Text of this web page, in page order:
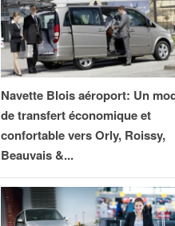
Navette Blois aéroport: Un
de transfert économique et
confortable vers Orly, Roissy,
Beauvais &...